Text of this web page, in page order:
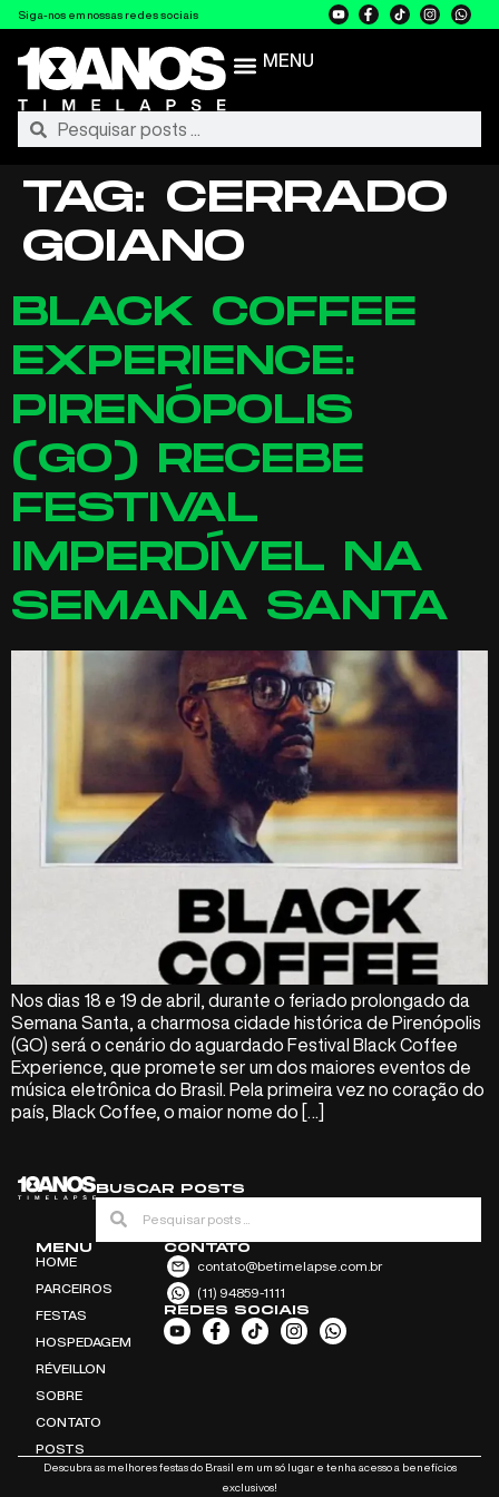
Siga-nos em nossas redes sociais
MENU
TAG: CERRADO
GOIANO
BLACK COFFEE
EXPERIENCE:
PIRENÓPOLIS
(GO) RECEBE
FESTIVAL
IMPERDÍVEL NA
SEMANA SANTA
Nos dias 18 e 19 de abril, durante o feriado prolongado da
Semana Santa, a charmosa cidade histórica de Pirenópolis
(GO) será o cenário do aguardado Festival Black Coffee
Experience, que promete ser um dos maiores eventos de
música eletrônica do Brasil. Pela primeira vez no coração do
país, Black Coffee, o maior nome do […]
BUSCAR POSTS
MENU
HOME
PARCEIROS
FESTAS
HOSPEDAGEM
RÉVEILLON
SOBRE
CONTATO
POSTS
CONTATO
contato@betimelapse.com.br
(11) 94859-1111
REDES SOCIAIS
Descubra as melhores festas do Brasil em um só lugar e tenha acesso a benefícios
exclusivos!